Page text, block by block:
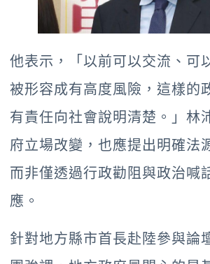
他表示，「以前可以交流、可
被形容成有高度風險，這樣的
有責任向社會說明清楚。」林
府立場改變，也應提出明確法
而非僅透過行政勸阻與政治喊
應。
針對地方縣市首長赴陸參與論